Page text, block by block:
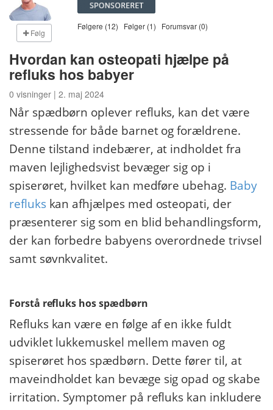
Følg
Følgere (12) Følger (1) Forumsvar (0)
Hvordan kan osteopati hjælpe på
refluks hos babyer
0 visninger | 2. maj 2024
Når spædbørn oplever refluks, kan det være
stressende for både barnet og forældrene.
Denne tilstand indebærer, at indholdet fra
maven lejlighedsvist bevæger sig op i
spiserøret, hvilket kan medføre ubehag. Baby
reflukskan afhjælpes med osteopati, der
præsenterer sig som en blid behandlingsform,
der kan forbedre babyens overordnede trivsel
samt søvnkvalitet.
Forstå refluks hos spædbørn
Refluks kan være en følge af en ikke fuldt
udviklet lukkemuskel mellem maven og
spiserøret hos spædbørn. Dette fører til, at
maveindholdet kan bevæge sig opad og skabe
irritation. Symptomer på refluks kan inkludere